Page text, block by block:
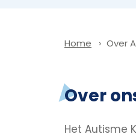
Home Over
Over
Het Autisme